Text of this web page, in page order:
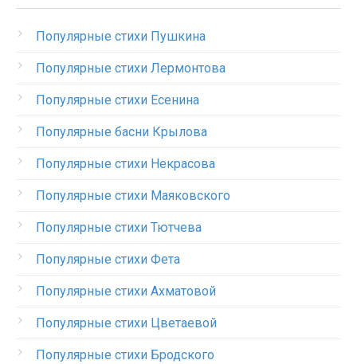
Популярные стихи Пушкина
Популярные стихи Лермонтова
Популярные стихи Есенина
Популярные басни Крылова
Популярные стихи Некрасова
Популярные стихи Маяковского
Популярные стихи Тютчева
Популярные стихи Фета
Популярные стихи Ахматовой
Популярные стихи Цветаевой
Популярные стихи Бродского